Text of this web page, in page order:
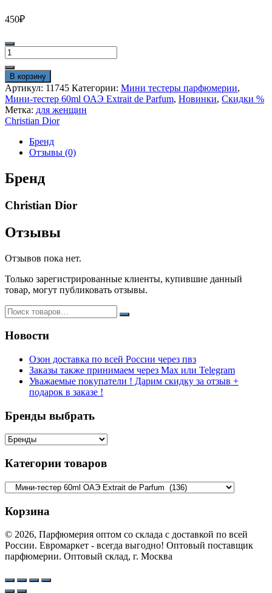
450₽
Количество
товара
Мини
тестер
Dior
"Addict
Woman"
Extrait
В корзину
Артикул: 11745 Категории: Мини тестеры парфюмерии,
Мини-тестер 60ml ОАЭ Extrait de Parfum, Новинки, Скидки %
Метка: для женщин
Christian Dior
Бренд
Отзывы (0)
Бренд
Christian Dior
Отзывы
Отзывов пока нет.
Только зарегистрированные клиенты, купившие данный
товар, могут публиковать отзывы.
Новости
Озон доставка по всей России через пвз
Заказы также принимаем через Max или Telegram
Уважаемые покупатели ! Дарим скидку за отзыв +
подарок в заказе !
Бренды выбрать
Категории товаров
Корзина
© 2026, Парфюмерия оптом со склада с доставкой по всей
России. Евромаркет - всегда выгодно! Оптовый поставщик
парфюмерии. Оптовый склад, г. Москва